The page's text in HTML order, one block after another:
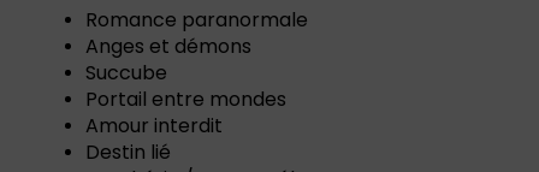
Romance paranormale
Anges et démons
Succube
Portail entre mondes
Amour interdit
Destin lié